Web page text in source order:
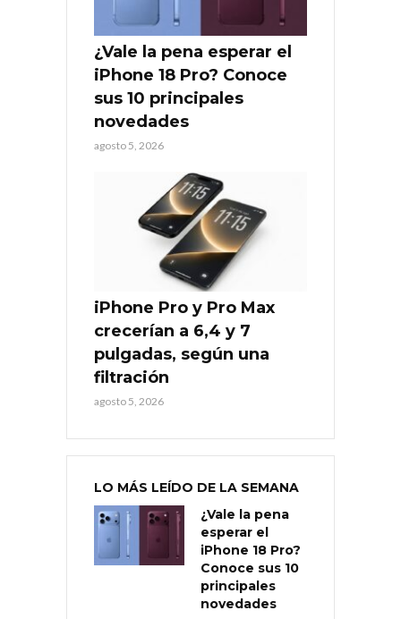
¿Vale la pena esperar el
iPhone 18 Pro? Conoce
sus 10 principales
novedades
agosto 5, 2026
iPhone Pro y Pro Max
crecerían a 6,4 y 7
pulgadas, según una
filtración
agosto 5, 2026
LO MÁS LEÍDO DE LA SEMANA
¿Vale la pena
esperar el
iPhone 18 Pro?
Conoce sus 10
principales
novedades